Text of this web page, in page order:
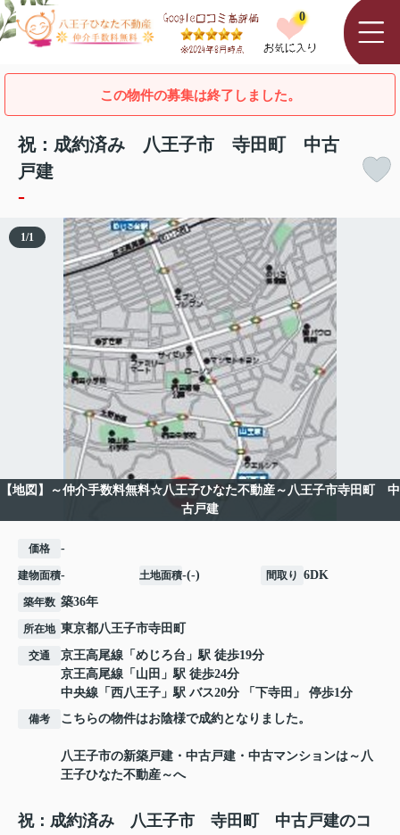
0
この物件の募集は終了しました。
祝：成約済み 八王子市 寺田町 中古
戸建
-
【地図】～仲介手数料無料☆八王子ひなた不動産～八王子市寺田町 中
古戸建
1/1
価格 -
建物面積- 土地面積-(-) 間取り 6DK
築年数 築36年
所在地 東京都八王子市寺田町
交通 京王高尾線 「 めじろ台 」駅 徒歩19分
京王高尾線 「 山田 」駅 徒歩24分
中央線 「 西八王子 」駅 バス20分 「下寺田」 停歩1分
備考 こちらの物件はお陰様で成約となりました。
八王子市の新築戸建・中古戸建・中古マンションは～八
王子ひなた不動産～へ
祝：成約済み 八王子市 寺田町 中古戸建のコ